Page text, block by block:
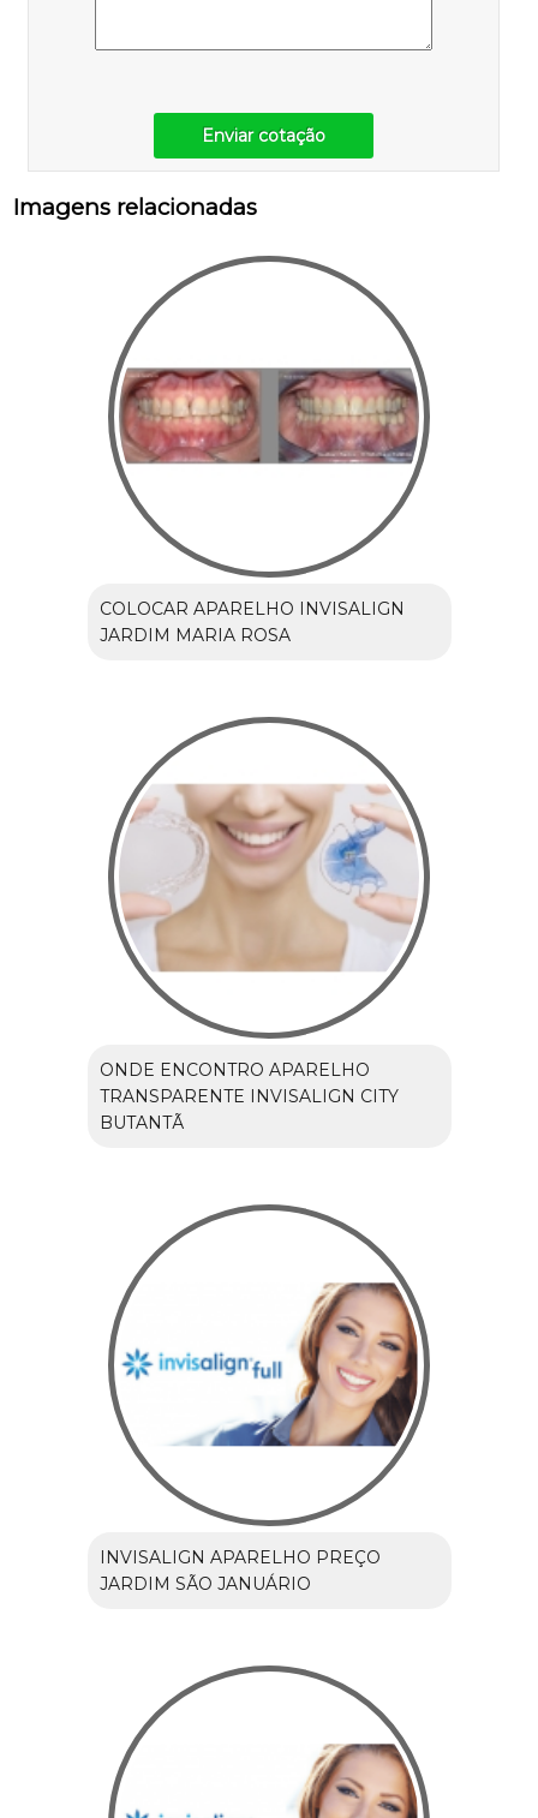
Enviar cotação
Imagens relacionadas
COLOCAR APARELHO INVISALIGN
JARDIM MARIA ROSA
ONDE ENCONTRO APARELHO
TRANSPARENTE INVISALIGN CITY
BUTANTÃ
INVISALIGN APARELHO PREÇO
JARDIM SÃO JANUÁRIO